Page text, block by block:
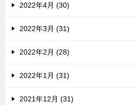
2022年4月 (30)
2022年3月 (31)
2022年2月 (28)
2022年1月 (31)
2021年12月 (31)